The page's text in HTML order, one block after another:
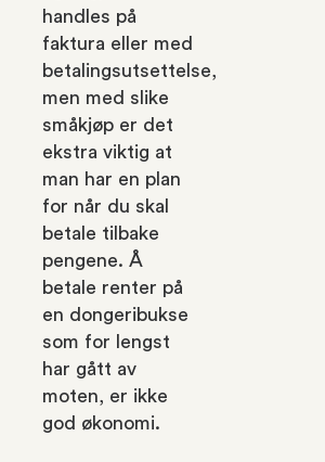
handles på
faktura eller med
betalingsutsettelse,
men med slike
småkjøp er det
ekstra viktig at
man har en plan
for når du skal
betale tilbake
pengene. Å
betale renter på
en dongeribukse
som for lengst
har gått av
moten, er ikke
god økonomi.